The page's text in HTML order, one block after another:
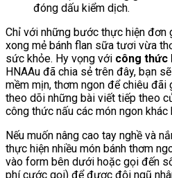
đóng dấu kiểm dịch.
Chỉ với những bước thực hiện đơn
xong mẻ bánh flan sữa tươi vừa
sức khỏe. Hy vọng với công thức
HNAAu đã chia sẻ trên đây, bạn
mềm mịn, thơm ngon để chiêu
theo dõi những bài viết tiếp theo
công thức nấu các món ngon khác
Nếu muốn nâng cao tay nghề và
thực hiện nhiều món bánh thơm
vào form bên dưới hoặc gọi đến
phí cước gọi) để được đội ngũ